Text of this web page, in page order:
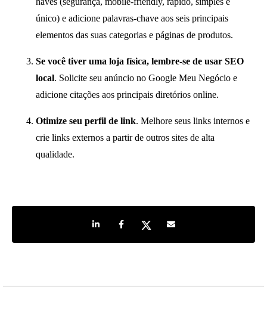
único) e adicione palavras-chave aos seis principais
elementos das suas categorias e páginas de produtos.
Se você tiver uma loja física, lembre-se de usar SEO
local. Solicite seu anúncio no Google Meu Negócio e
adicione citações aos principais diretórios online.
Otimize seu perfil de link. Melhore seus links internos e
crie links externos a partir de outros sites de alta
qualidade.
Share on LinkedIn
Share on Facebook
Share on TwitterShare by e-mail